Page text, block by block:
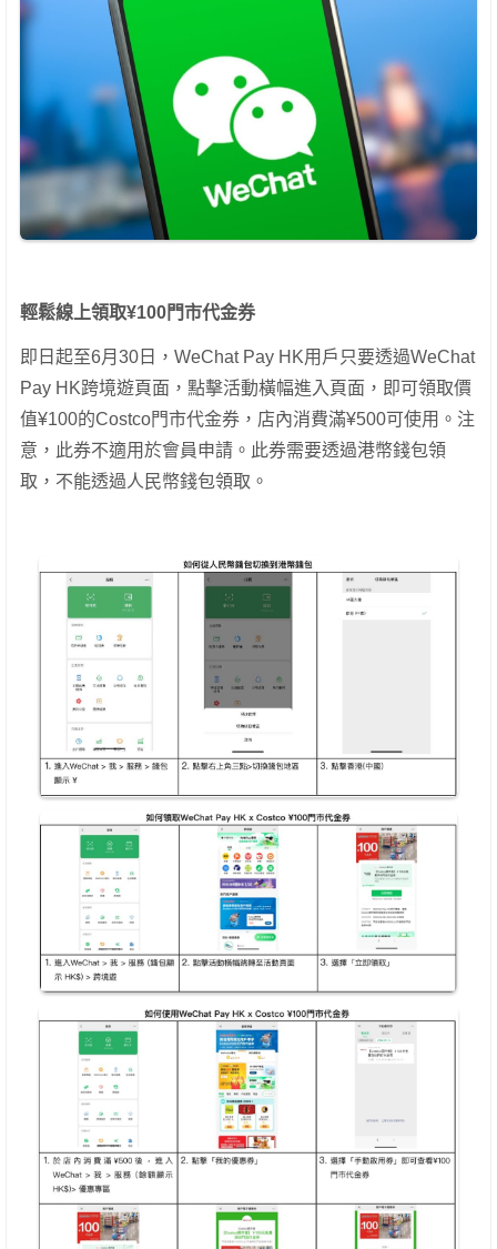
輕鬆線上領取¥100門市代金券
即日起至6月30日，WeChat Pay HK用戶只要透過WeChat
Pay HK跨境遊頁面，點擊活動橫幅進入頁面，即可領取價
值¥100的Costco門市代金券，店內消費滿¥500可使用。注
意，此券不適用於會員申請。此券需要透過港幣錢包領
取，不能透過人民幣錢包領取。